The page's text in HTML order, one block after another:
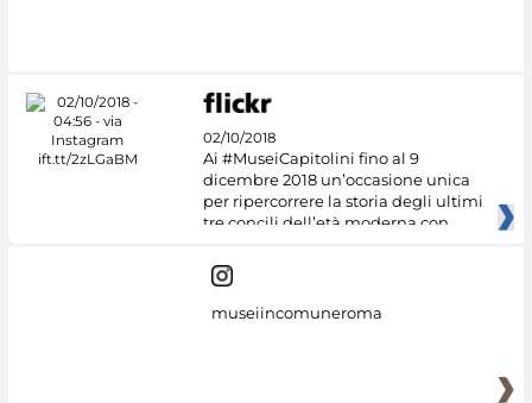
02/10/2018
Ai #MuseiCapitolini fino al 9
dicembre 2018 un’occasione unica
per ripercorrere la storia degli ultimi
tre concili dell’età moderna con
museiincomuneroma